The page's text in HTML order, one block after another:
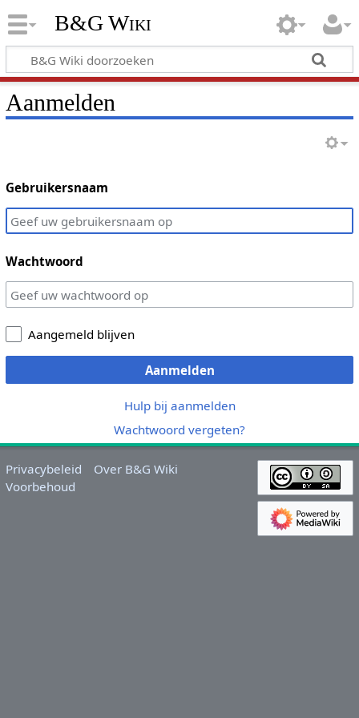
B&G Wiki
Aanmelden
Gebruikersnaam
Wachtwoord
Aangemeld blijven
Aanmelden
Hulp bij aanmelden
Wachtwoord vergeten?
Privacybeleid
Over B&G Wiki
Voorbehoud